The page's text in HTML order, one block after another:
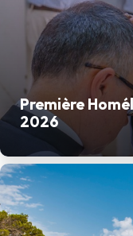
Première
2026